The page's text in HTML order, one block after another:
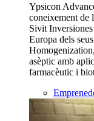
Ypsicon
coneixement de
Sivit
Europa dels
asèptic amb
farmacèutic i